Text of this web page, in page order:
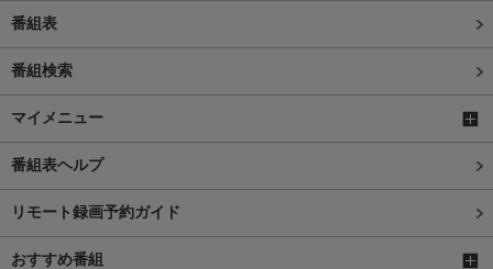
番組表
番組検索
マイメニュー
番組表ヘルプ
リモート録画予約ガイド
おすすめ番組